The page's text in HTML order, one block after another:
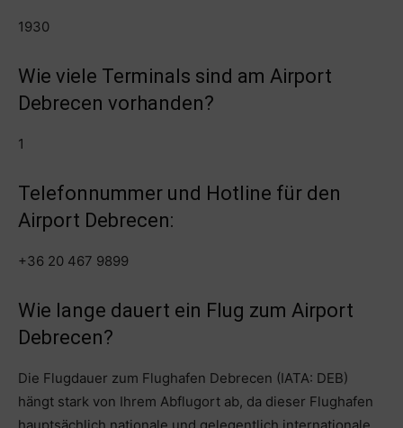
1930
Wie viele Terminals sind am Airport
Debrecen vorhanden?
1
Telefonnummer und Hotline für den
Airport Debrecen:
+36 20 467 9899
Wie lange dauert ein Flug zum Airport
Debrecen?
Die Flugdauer zum Flughafen Debrecen (IATA: DEB)
hängt stark von Ihrem Abflugort ab, da dieser Flughafen